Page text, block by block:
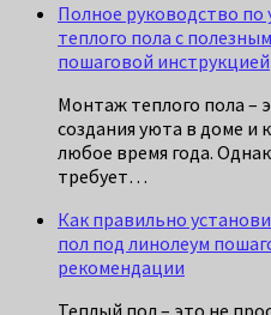
Полное руководство по
теплого пола с
пошаговой инструкцией
Монтаж теплого пола –
создания уюта в доме
любое время года.
требует…
Как правильно
пол под линолеум
рекомендации